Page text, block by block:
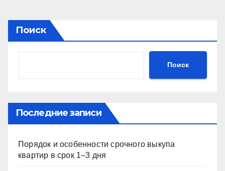
Поиск
Поиск
Последние записи
Порядок и особенности срочного выкупа
квартир в срок 1–3 дня